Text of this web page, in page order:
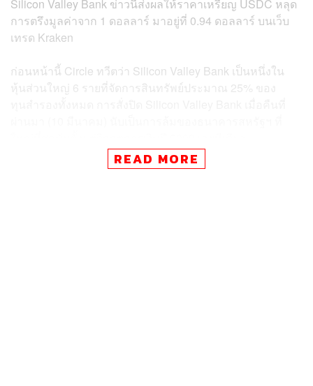
Silicon Valley Bank ข่าวนี้ส่งผลให้ราคาเหรียญ USDC หลุด
การตรึงมูลค่าจาก 1 ดอลลาร์ มาอยู่ที่ 0.94 ดอลลาร์ บนเว็บ
เทรด Kraken
ก่อนหน้านี้ Circle ทวีตว่า Silicon Valley Bank เป็นหนึ่งใน
หุ้นส่วนใหญ่ 6 รายที่จัดการสินทรัพย์ประมาณ 25% ของ
คู่การซื้อขาย USDC / USDT ลดลงแตะจุดต่ำสุดที่ 0.94
READ MORE